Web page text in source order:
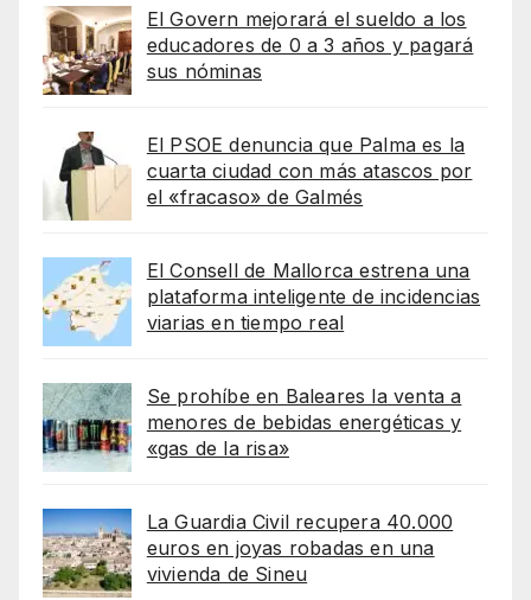
El Govern mejorará el sueldo a los
educadores de 0 a 3 años y pagará
sus nóminas
El PSOE denuncia que Palma es la
cuarta ciudad con más atascos por
el «fracaso» de Galmés
El Consell de Mallorca estrena una
plataforma inteligente de incidencias
viarias en tiempo real
Se prohíbe en Baleares la venta a
menores de bebidas energéticas y
«gas de la risa»
La Guardia Civil recupera 40.000
euros en joyas robadas en una
vivienda de Sineu